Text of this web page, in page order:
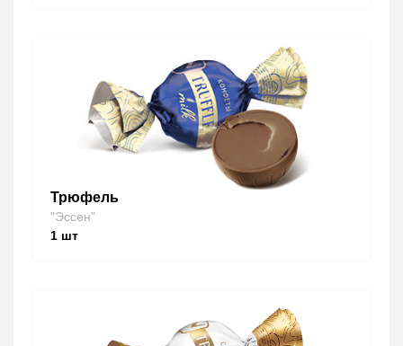
Трюфель
"Эссен"
1 шт